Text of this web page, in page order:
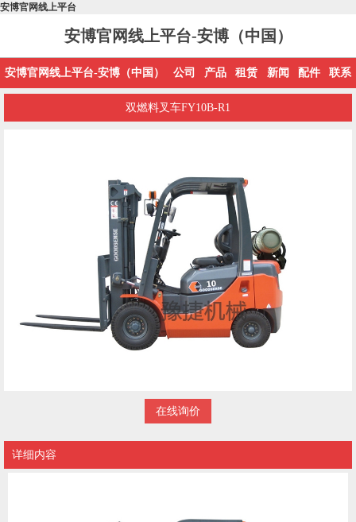
安博官网线上平台
安博官网线上平台-安博（中国）
安博官网线上平台-安博（中国） 公司 产品 租赁 新闻 配件 联系
双燃料叉车FY10B-R1
在线询价
详细内容